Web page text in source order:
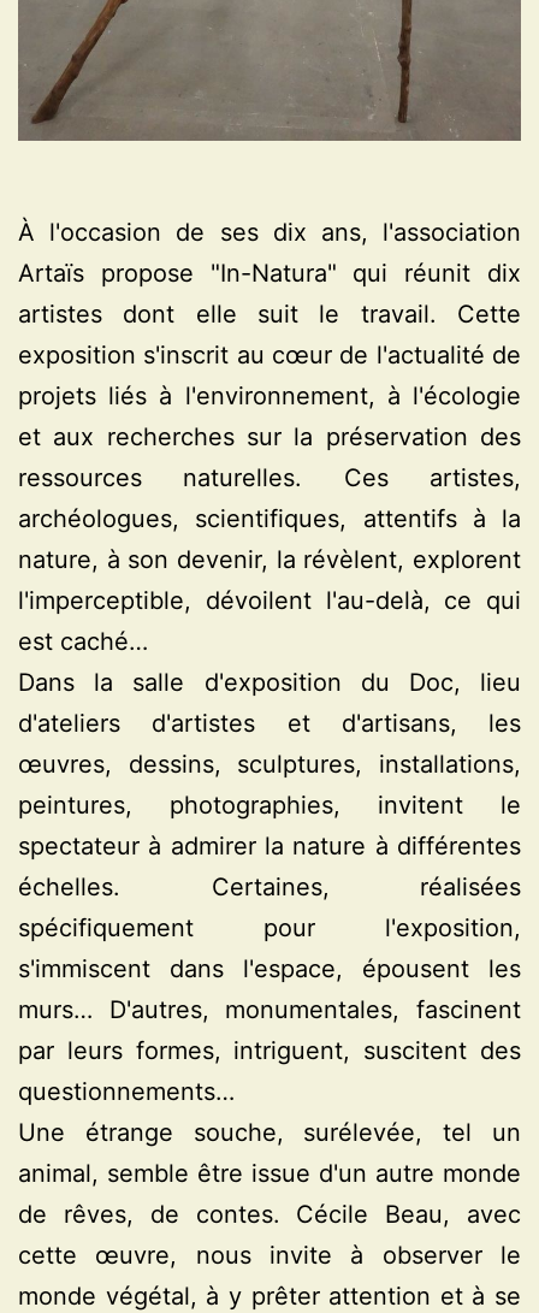
À l'occasion de ses dix ans, l'association
Artaïs propose "In-Natura" qui réunit dix
artistes dont elle suit le travail. Cette
exposition s'inscrit au cœur de l'actualité de
projets liés à l'environnement, à l'écologie
et aux recherches sur la préservation des
ressources naturelles. Ces artistes,
archéologues, scientifiques, attentifs à la
nature, à son devenir, la révèlent, explorent
l'imperceptible, dévoilent l'au-delà, ce qui
est caché…
Dans la salle d'exposition du Doc, lieu
d'ateliers d'artistes et d'artisans, les
œuvres, dessins, sculptures, installations,
peintures, photographies, invitent le
spectateur à admirer la nature à différentes
échelles. Certaines, réalisées
spécifiquement pour l'exposition,
s'immiscent dans l'espace, épousent les
murs… D'autres, monumentales, fascinent
par leurs formes, intriguent, suscitent des
questionnements…
Une étrange souche, surélevée, tel un
animal, semble être issue d'un autre monde
de rêves, de contes. Cécile Beau, avec
cette œuvre, nous invite à observer le
monde végétal, à y prêter attention et à se